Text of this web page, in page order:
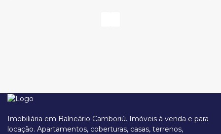
Imobiliária em Balneário Camboriú. Imóveis à venda e para
locação. Apartamentos, coberturas, casas, terrenos,